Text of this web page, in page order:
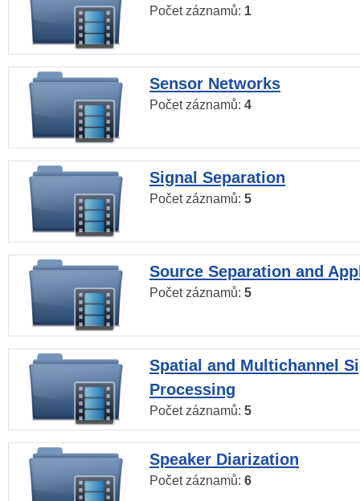
Počet záznamů: 1
Sensor Networks
Počet záznamů: 4
Signal Separation
Počet záznamů: 5
Source Separation and
Počet záznamů: 5
Spatial and Multichannel
Processing
Počet záznamů: 5
Speaker Diarization
Počet záznamů: 6